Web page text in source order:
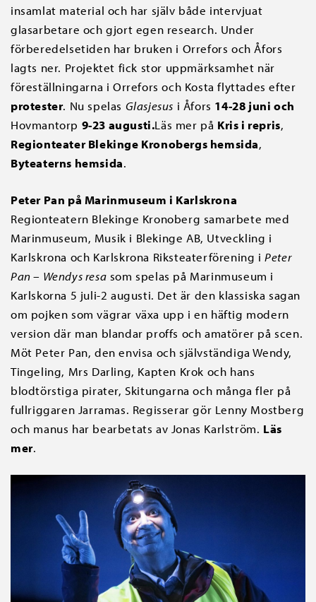
insamlat material och har själv både intervjuat
glasarbetare och gjort egen research. Under
förberedelsetiden har bruken i Orrefors och Åfors
lagts ner. Projektet fick stor uppmärksamhet när
föreställningarna i Orrefors och Kosta flyttades efter
protester. Nu spelas Glasjesus i Åfors 14-28 juni och
Hovmantorp 9-23 augusti.Läs mer på Kris i repris,
Regionteater Blekinge Kronobergs hemsida,
Byteaterns hemsida.
Peter Pan på Marinmuseum i Karlskrona
Regionteatern Blekinge Kronoberg samarbete med
Marinmuseum, Musik i Blekinge AB, Utveckling i
Karlskrona och Karlskrona Riksteaterförening iPeter
Pan – Wendys resa som spelas på Marinmuseum i
Karlskorna 5 juli-2 augusti. Det är den klassiska sagan
om pojken som vägrar växa upp i en häftig modern
version där man blandar proffs och amatörer på scen.
Möt Peter Pan, den envisa och självständiga Wendy,
Tingeling, Mrs Darling, Kapten Krok och hans
blodtörstiga pirater, Skitungarna och många fler på
fullriggaren Jarramas. Regisserar gör Lenny Mostberg
och manus har bearbetats av Jonas Karlström. Läs
mer.